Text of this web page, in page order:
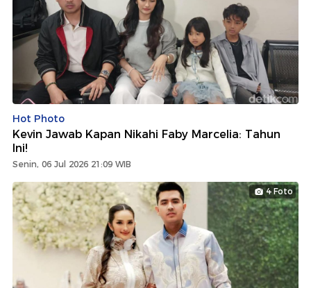
Terakhir yang dicari
Hot Photo
Kevin Jawab Kapan Nikahi Faby Marcelia: Tahun
Ini!
Senin, 06 Jul 2026 21:09 WIB
4 Foto